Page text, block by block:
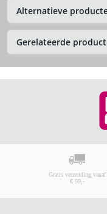
Alternatieve
Gerelateerde
Gratis verzending vanaf
€ 99,-